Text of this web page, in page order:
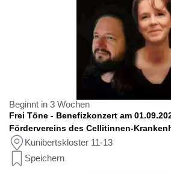
Beginnt in 3 Wochen
Frei Töne - Benefizkonzert am
Fördervereins des Cellitinnen-
Kunibertskloster 11-13
Speichern